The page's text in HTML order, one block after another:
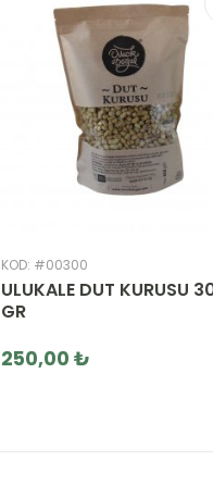
KOD: #00300
ULUKALE DUT KURUSU
GR
250,00 ₺